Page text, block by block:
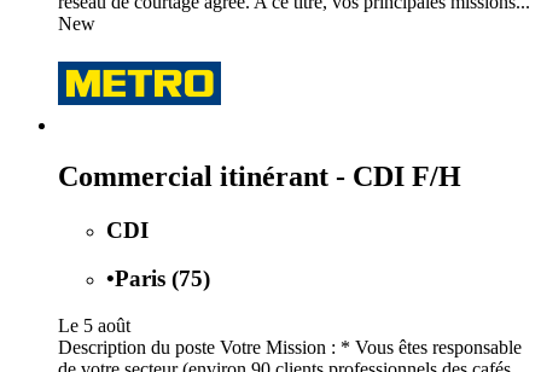
New
Commercial itinérant - CDI F/H
CDI
•Paris (75)
Le 5 août
Description du poste Votre Mission : * Vous êtes responsable